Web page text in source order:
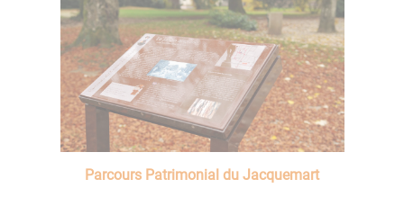
Parcours Patrimonial du Jacquemart